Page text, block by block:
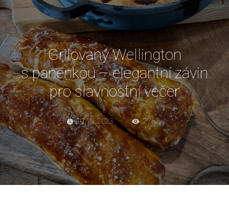
Grilovaný Wellington
s panenkou – elegantní závin
pro slavnostní večer
19.10. 2023 2760x